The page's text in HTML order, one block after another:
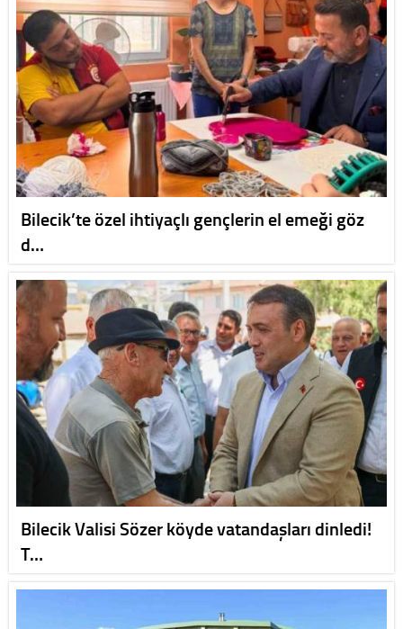
Bilecik’te özel ihtiyaçlı gençlerin el emeği göz
d…
Bilecik Valisi Sözer köyde vatandaşları dinledi!
T…